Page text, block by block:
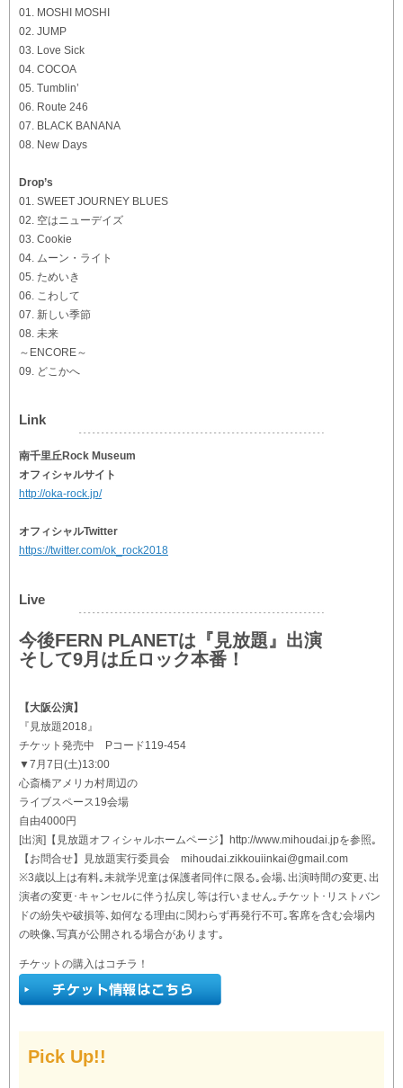
01. MOSHI MOSHI
02. JUMP
03. Love Sick
04. COCOA
05. Tumblin’
06. Route 246
07. BLACK BANANA
08. New Days
Drop’s
01. SWEET JOURNEY BLUES
02. 空はニューデイズ
03. Cookie
04. ムーン・ライト
05. ためいき
06. こわして
07. 新しい季節
08. 未来
～ENCORE～
09. どこかへ
Link
南千里丘Rock Museum
オフィシャルサイト
http://oka-rock.jp/
オフィシャルTwitter
https://twitter.com/ok_rock2018
Live
今後FERN PLANETは『見放題』出演
そして9月は丘ロック本番！
【大阪公演】
『見放題2018』
チケット発売中 Pコード119-454
▼7月7日(土)13:00
心斎橋アメリカ村周辺の
ライブスペース19会場
自由4000円
[出演]【見放題オフィシャルホームページ】http://www.mihoudai.jpを参照｡
【お問合せ】見放題実行委員会 mihoudai.zikkouiinkai@gmail.com
※3歳以上は有料｡未就学児童は保護者同伴に限る｡会場､出演時間の変更､出
演者の変更･キャンセルに伴う払戻し等は行いません｡チケット･リストバン
ドの紛失や破損等､如何なる理由に関わらず再発行不可｡客席を含む会場内
の映像､写真が公開される場合があります｡
チケットの購入はコチラ！
Pick Up!!